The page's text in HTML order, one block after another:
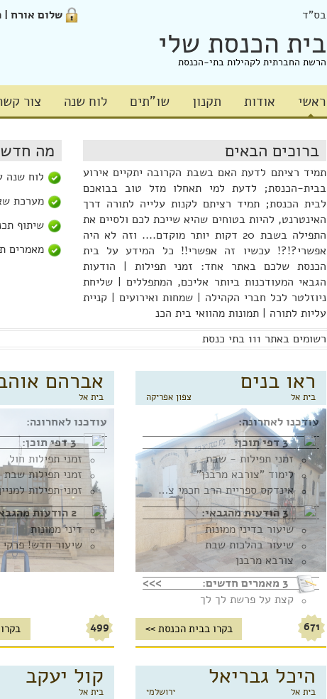
בס"ד שלום אורח
בית הכנסת שלי
הרשת החברתית לקהילות בתי-הכנסת
ראשי אודות תקנון שו"תים לוח שנה צור
ברוכים הבאים
תמיד רציתם לדעת האם בשבת הקרובה יתקיים אירוע
בבית-הכנסת; לדעת למי תאחלו מזל טוב בבואכם
לבית הכנסת; תמיד רציתם לקנות עלייה לתורה דרך
האינטרנט, להיות בטוחים שהיא שייכת לכם ולסיים את
התפילה בשבת 20 דקות יותר מוקדם.... וזה לא היה
אפשרי?!?! עכשיו זה אפשרי!! כל המידע על בית
הכנסת שלכם באתר אחד: זמני תפילות | הודעות
הגבאי המעודכנות ביותר אליכם, המתפללים | שליחת
ניוזלטר לכל חברי הקהילה | שמחות ואירועים | קניית
עליות לתורה | תמונות מהוואי בית הכנ
מה
לוח שנה
מערכת
שיתוף
מאמרים
רשומים באתר 111 בתי כנסת
ראו בנים
בית אל צפון אפריקה
עודכנו לאחרונה:
3 דפי תוכן:
זמני תפילות - שבת
לימוד "צורבא מרבנן"
אינדקס ספריית הרב חכמי צפון אפריקה
3 הודעות מהגבאי:
שיעור בדיני ממונות
שיעור בהלכות שבת
צורבא מרבנן
3 מאמרים חדשים:
>>>
קצת על פרשת לך לך
קצת על פרשת וירא
קצת על פרשת חיי שרה
671 בקרו בבית הכנסת >>
אברהם
בית אל
עודכנו לאחרונה:
3 דפי תוכן:
זמני תפילות חול
זמני תפילות שבת
2 הודעות מהגבאי:
דיני ממונות
499
היכל גבריאל
בית אל ירושלמי
קול יעקב
בית אל